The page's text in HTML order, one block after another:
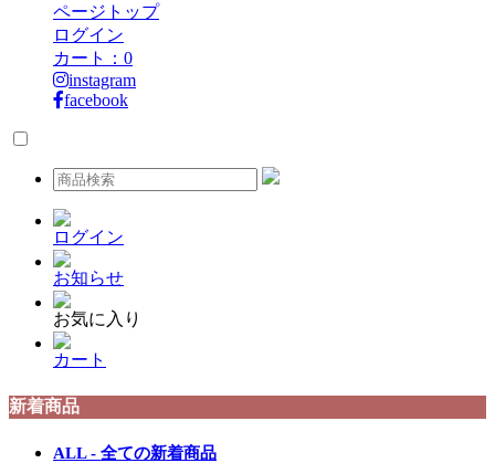
ページトップ
ログイン
カート： 0
instagram
facebook
ログイン
お知らせ
お気に入り
カート
新着商品
ALL - 全ての新着商品